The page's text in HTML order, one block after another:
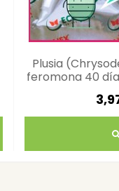
Plusia
feromona 40